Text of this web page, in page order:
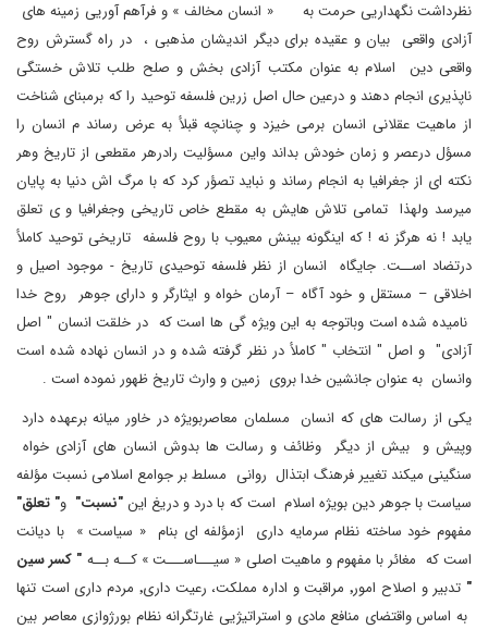
نظرداشت نگهداریی حرمت به « انسان مخالف » و فرآهم آوریی زمینه های
آزادی واقعی بیان و عقیده برای دیگر اندیشان مذهبی ، در راه گسترش روح
واقعی دین اسلام به عنوان مکتب آزادی بخش و صلح طلب تلاش خستگی
ناپذیری انجام دهند و درعین حال اصل زرین فلسفه توحید را که برمبنای شناخت
از ماهیت عقلانی انسان برمی خیزد و چنانچه قبلأ به عرض رساند م انسان را
مسؤل درعصر و زمان خودش بداند واین مسؤلیت رادرهر مقطعی از تاریخ وهر
نکته ای از جغرافیا به انجام رساند و نباید تصؤر کرد که با مرگ اش دنیا به پایان
میرسد ولهذا تمامی تلاش هایش به مقطع خاص تاریخی وجغرافیا و ی تعلق
یابد ! نه هرگز نه ! که اینگونه بینش معیوب با روح فلسفه تاریخی توحید کاملأ
درتضاد اســت. جایگاه انسان از نظر فلسفه توحیدی تاریخ - موجود اصیل و
اخلاقی – مستقل و خود آگاه – آرمان خواه و ایثارگر و دارای جوهر روح خدا
نامیده شده است وباتوجه به این ویژه گی ها است که در خلقت انسان " اصل
آزادی" و اصل " انتخاب " کاملأ در نظر گرفته شده و در انسان نهاده شده است
وانسان به عنوان جانشین خدا بروی زمین و وارث تاریخ ظهور نموده است .
یکی از رسالت های که انسان مسلمان معاصربویژه در خاور میانه برعهده دارد
وپیش و بیش از دیگر وظائف و رسالت ها بدوش انسان های آزادی خواه
سنگینی میکند تغییر فرهنگ ابتذال روانی مسلط بر جوامع اسلامی نسبت مؤلفه
سیاست با جوهر دین بویژه اسلام است که با درد و دریغ این"نسبت" و" تعلق"
مفهوم خود ساخته نظام سرمایه داری ازمؤلفه ای بنام « سیاست » با دیانت
است که مغائر با مفهوم و ماهیت اصلی « سیـــاســـت » کــه بــه " کسر سین
"
تدبیر و اصلاح امور٬ مراقبت و اداره مملکت، رعیت داری٬ مردم داری است تنها
به اساس واقتضای منافع مادی و استراتیژیی غارتگرانه نظام بورژوازی معاصر بین